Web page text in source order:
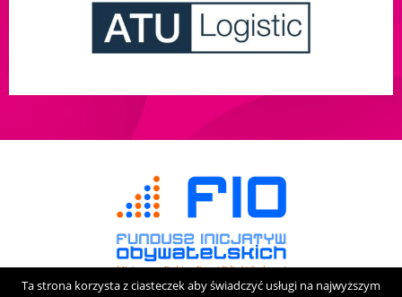
Ta strona korzysta z ciasteczek aby świadczyć usługi na najwyższym